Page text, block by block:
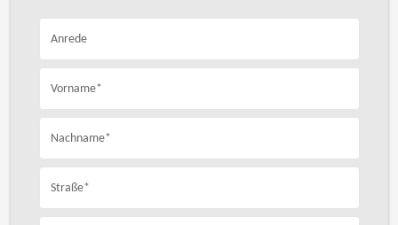
Anrede
Vorname*
Nachname*
Straße*